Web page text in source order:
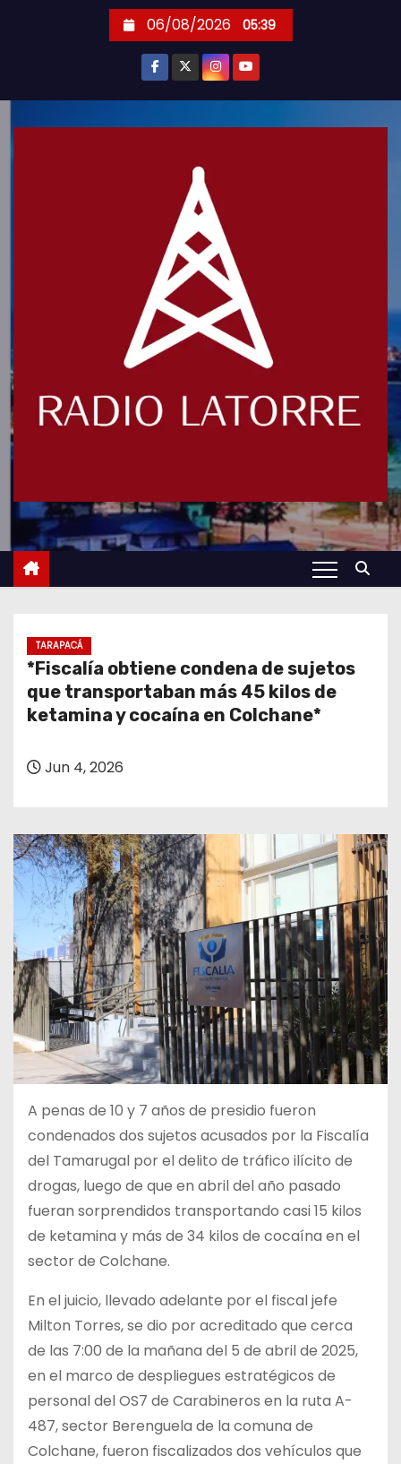
06/08/2026 05:39
TARAPACÁ
*Fiscalía obtiene condena de sujetos
que transportaban más 45 kilos de
ketamina y cocaína en Colchane*
Jun 4, 2026
A penas de 10 y 7 años de presidio fueron
condenados dos sujetos acusados por la Fiscalía
del Tamarugal por el delito de tráfico ilícito de
drogas, luego de que en abril del año pasado
fueran sorprendidos transportando casi 15 kilos
de ketamina y más de 34 kilos de cocaína en el
sector de Colchane.
En el juicio, llevado adelante por el fiscal jefe
Milton Torres, se dio por acreditado que cerca
de las 7:00 de la mañana del 5 de abril de 2025,
en el marco de despliegues estratégicos de
personal del OS7 de Carabineros en la ruta A-
487, sector Berenguela de la comuna de
Colchane, fueron fiscalizados dos vehículos que